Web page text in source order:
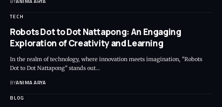
TECH
Robots Dot to Dot Nattapong: An Engaging
Exploration of Creativity and Learning
In the realm of technology, where innovation meets imagination, "Robots
Dot to Dot Nattapong" stands out…
BYANIMA ARYA
BLOG